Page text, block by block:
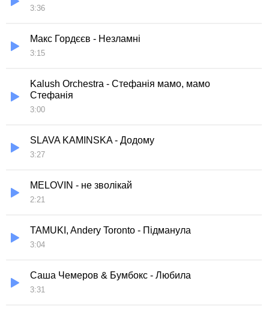
3:36
Макс Гордєєв - Незламні
3:15
Kalush Orchestra - Стефанія мамо, мамо
Стефанія
3:00
SLAVA KAMINSKA - Додому
3:27
MELOVIN - не зволікай
2:21
TAMUKI, Andery Toronto - Пiдманула
3:04
Саша Чемеров & Бумбокс - Любила
3:31